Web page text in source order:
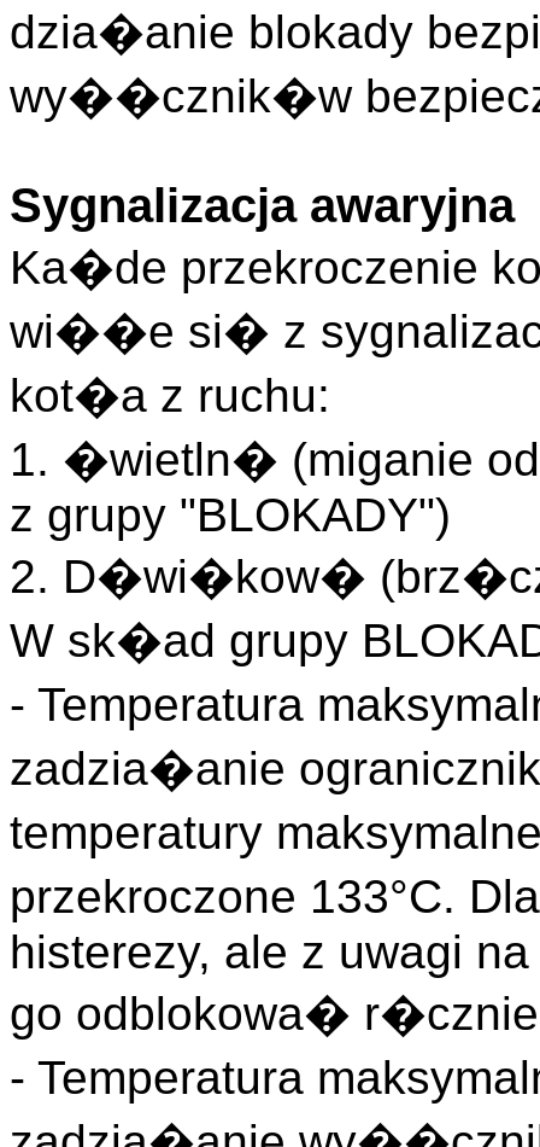
dzia�anie blokady
wy��cznik�w
Sygnalizacja awaryjna
Ka�de przekroczenie
wi��e si� z
kot�a z ruchu:
1. �wietln� (miganie
z grupy "BLOKADY")
2. D�wi�kow�
W sk�ad grupy
- Temperatura
zadzia�anie
temperatury
przekroczone 133°C.
histerezy, ale z uwagi
go odblokowa�
- Temperatura